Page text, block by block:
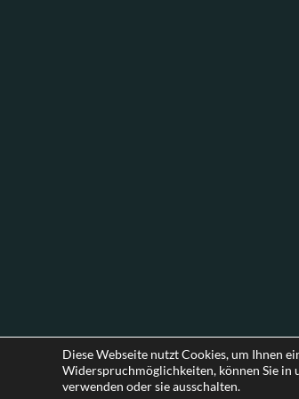
Diese Webseite nutzt Cookies, um Ihnen
Widerspruchmöglichkeiten, können Sie in
verwenden oder sie ausschalten.